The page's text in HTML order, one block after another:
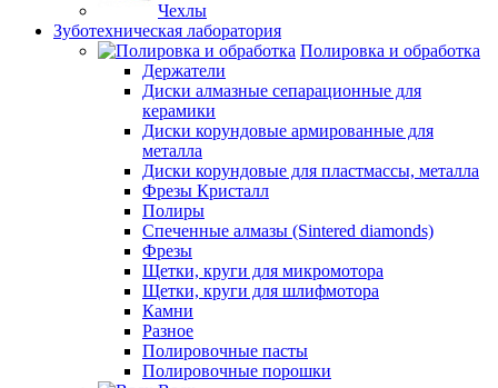
Чехлы
Зуботехническая лаборатория
Полировка и обработка
Держатели
Диски алмазные сепарационные для
керамики
Диски корундовые армированные для
металла
Диски корундовые для пластмассы, металла
Фрезы Кристалл
Полиры
Спеченные алмазы (Sintered diamonds)
Фрезы
Щетки, круги для микромотора
Щетки, круги для шлифмотора
Камни
Разное
Полировочные пасты
Полировочные порошки